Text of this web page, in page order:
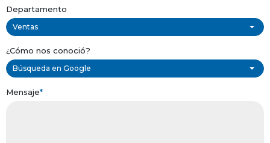
Departamento
Ventas
¿Cómo nos conoció?
Búsqueda en Google
Mensaje*